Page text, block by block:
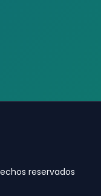
reservados